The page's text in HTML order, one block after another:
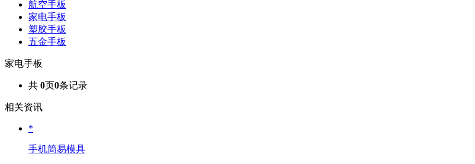
航空手板
家电手板
塑胶手板
五金手板
家电手板
共 0页0条记录
相关资讯
*
手机简易模具